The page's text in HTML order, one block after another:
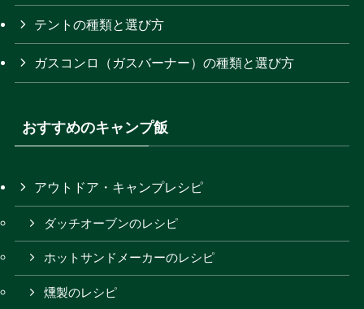
イ
ブ
テントの種類と選び方
ガスコンロ（ガスバーナー）の種類と選び方
おすすめのキャンプ飯
アウトドア・キャンプレシピ
ダッチオーブンのレシピ
ホットサンドメーカーのレシピ
燻製のレシピ